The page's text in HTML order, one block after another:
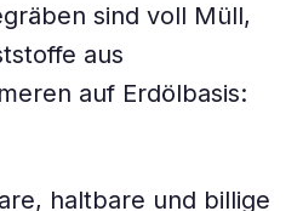
sind voll Müll,
aus
auf Erdölbasis:
haltbare und billige